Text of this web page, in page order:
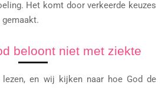
Het komt door verkeerde keuzes
beloont niet met ziekte
en wij kijken naar hoe God de